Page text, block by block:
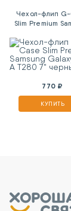
Чехол-флип
Slim Premium
черный
770 ₽
КУПИТЬ